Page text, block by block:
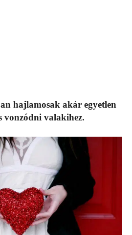
hajlamosak akár egyetlen
vonzódni valakihez.